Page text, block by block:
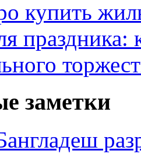
купить
праздника:
заметки